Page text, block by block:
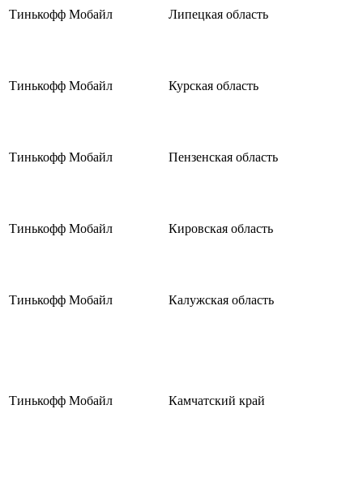
Тинькофф Мобайл Липецкая область
Тинькофф Мобайл Курская область
Тинькофф Мобайл Пензенская область
Тинькофф Мобайл Кировская область
Тинькофф Мобайл Калужская область
Тинькофф Мобайл Камчатский край